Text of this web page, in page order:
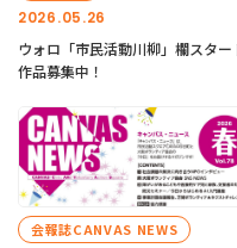
2026.05.26
ウォロ「市民活動川柳」欄スタ
作品募集中！
会報誌CANVAS NEWS